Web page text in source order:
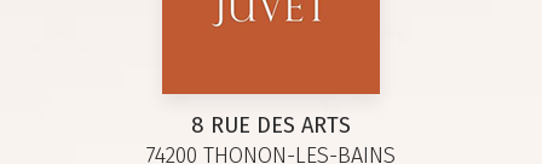
8 RUE DES ARTS
74200 THONON-LES-BAINS